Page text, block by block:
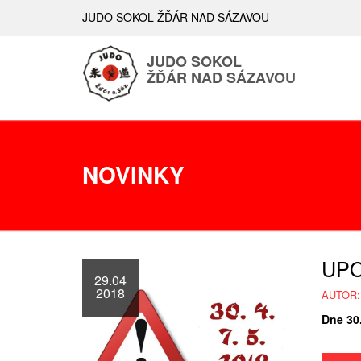
JUDO SOKOL ŽĎÁR NAD SÁZAVOU
JUDO SOKOL
ŽĎÁR NAD SÁZAVOU
NOVINKY
29.04
2018
Dne